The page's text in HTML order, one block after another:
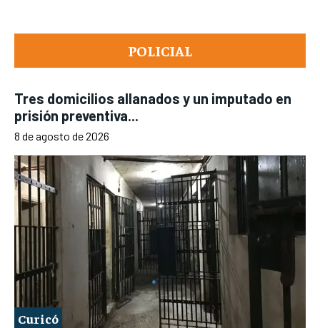
POLICIAL
Tres domicilios allanados y un imputado en
prisión preventiva...
8 de agosto de 2026
Curicó